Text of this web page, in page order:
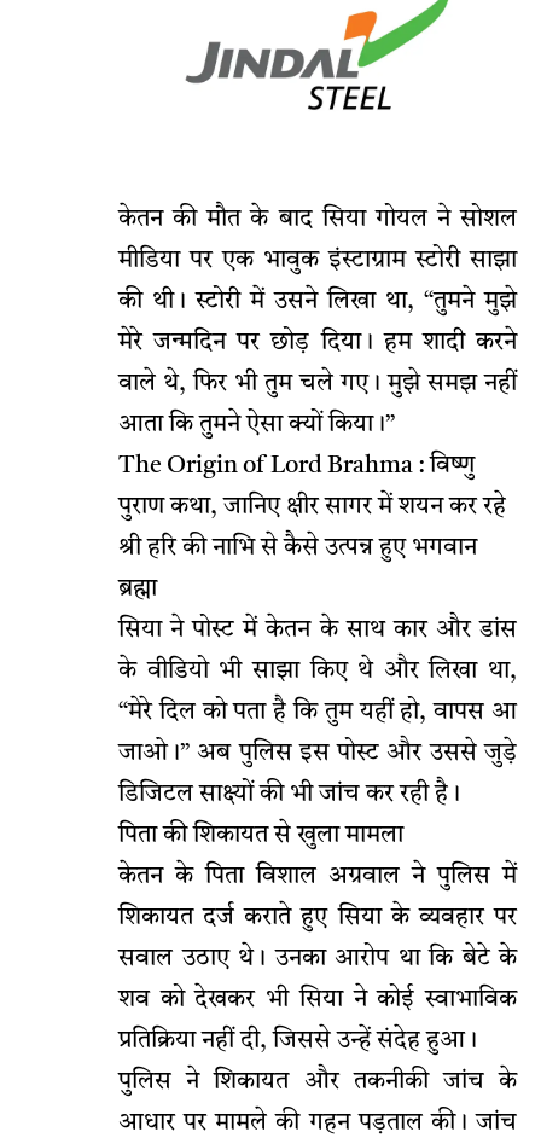
केतन की मौत के बाद सिया गोयल ने सोशल
मीडिया पर एक भावुक इंस्टाग्राम स्टोरी साझा
की थी। स्टोरी में उसने लिखा था, “तुमने मुझे
मेरे जन्मदिन पर छोड़ दिया। हम शादी करने
वाले थे, फिर भी तुम चले गए। मुझे समझ नहीं
आता कि तुमने ऐसा क्यों किया।”
The Origin of Lord Brahma : विष्णु
पुराण कथा, जानिए क्षीर सागर में शयन कर रहे
श्री हरि की नाभि से कैसे उत्पन्न हुए भगवान
ब्रह्मा
सिया ने पोस्ट में केतन के साथ कार और डांस
के वीडियो भी साझा किए थे और लिखा था,
“मेरे दिल को पता है कि तुम यहीं हो, वापस आ
जाओ।” अब पुलिस इस पोस्ट और उससे जुड़े
डिजिटल साक्ष्यों की भी जांच कर रही है।
पिता की शिकायत से खुला मामला
केतन के पिता विशाल अग्रवाल ने पुलिस में
शिकायत दर्ज कराते हुए सिया के व्यवहार पर
सवाल उठाए थे। उनका आरोप था कि बेटे के
शव को देखकर भी सिया ने कोई स्वाभाविक
प्रतिक्रिया नहीं दी, जिससे उन्हें संदेह हुआ।
पुलिस ने शिकायत और तकनीकी जांच के
आधार पर मामले की गहन पड़ताल की। जांच